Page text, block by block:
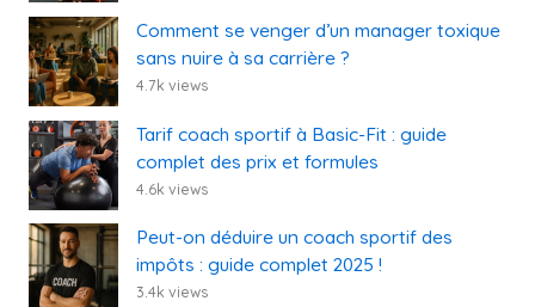
Comment se venger d’un manager toxique
sans nuire à sa carrière ?
4.7k views
Tarif coach sportif à Basic-Fit : guide
complet des prix et formules
4.6k views
Peut-on déduire un coach sportif des
impôts : guide complet 2025 !
3.4k views